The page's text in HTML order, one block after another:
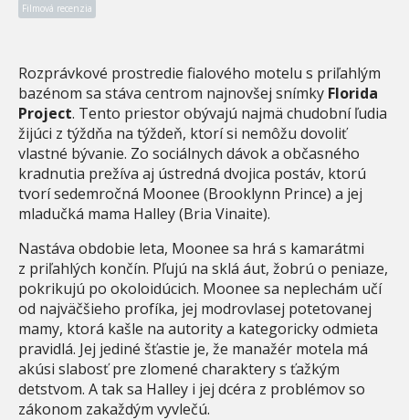
Filmová recenzia
Rozprávkové prostredie fialového motelu s priľahlým
bazénom sa stáva centrom najnovšej snímky Florida
Project. Tento priestor obývajú najmä chudobní ľudia
žijúci z týždňa na týždeň, ktorí si nemôžu dovoliť
vlastné bývanie. Zo sociálnych dávok a občasného
kradnutia prežíva aj ústredná dvojica postáv, ktorú
tvorí sedemročná Moonee (Brooklynn Prince) a jej
mladučká mama Halley (Bria Vinaite).
Nastáva obdobie leta, Moonee sa hrá s kamarátmi
z priľahlých končín. Pľujú na sklá áut, žobrú o peniaze,
pokrikujú po okoloidúcich. Moonee sa neplechám učí
od najväčšieho profíka, jej modrovlasej potetovanej
mamy, ktorá kašle na autority a kategoricky odmieta
pravidlá. Jej jediné šťastie je, že manažér motela má
akúsi slabosť pre zlomené charaktery s ťažkým
detstvom. A tak sa Halley i jej dcéra z problémov so
zákonom zakaždým vyvlečú.